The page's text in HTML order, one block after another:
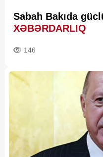
Sabah Bakıda
XƏBƏRDARLIQ
146